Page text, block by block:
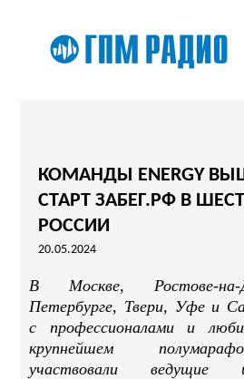
КОМАНДЫ ENERGY
СТАРТ ЗАБЕГ.РФ В
РОССИИ
20.05.2024
В Москве, Ростове-
Петербурге, Твери, Уфе и
с профессионалами и
крупнейшем
участвовали ведущие